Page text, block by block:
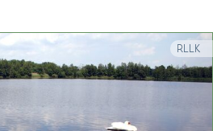
RLLK